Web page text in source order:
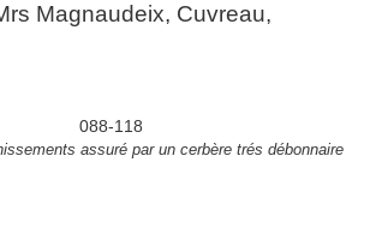
Magnaudeix, Cuvreau,
assuré par un cerbère trés débonnaire